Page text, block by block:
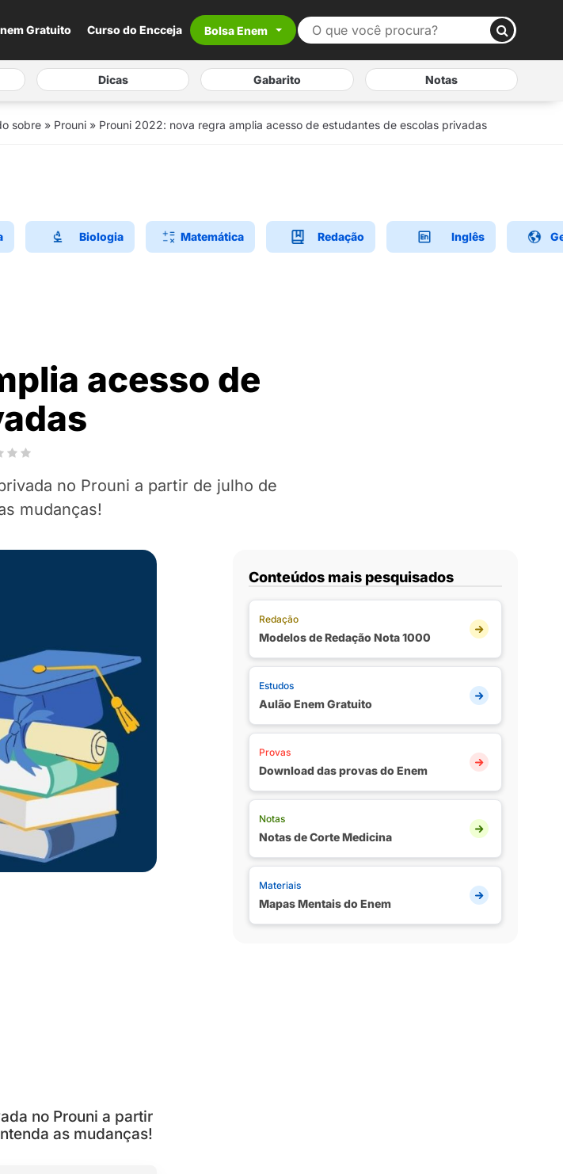
Gratuito Curso do Encceja Bolsa Enem
Dicas Gabarito Notas
sobre » Prouni » Prouni 2022: nova regra amplia acesso de estudantes de escolas privadas
Biologia Matemática Redação Inglês
acesso de
no Prouni a partir de julho de
mudanças!
no Prouni a partir
as mudanças!
Conteúdos mais pesquisados
Redação
Modelos de Redação Nota 1000
Estudos
Aulão Enem Gratuito
Provas
Download das provas do Enem
Notas
Notas de Corte Medicina
Materiais
Mapas Mentais do Enem